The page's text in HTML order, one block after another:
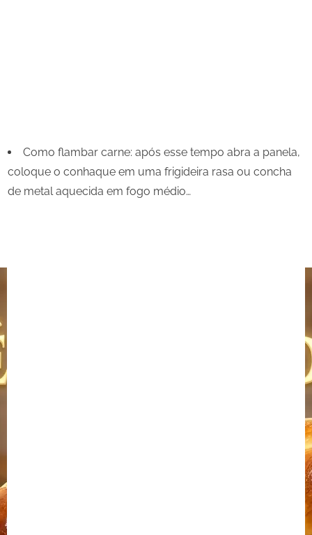
Como flambar carne: após esse tempo abra a panela,
coloque o conhaque em uma frigideira rasa ou concha
de metal aquecida em fogo médio…